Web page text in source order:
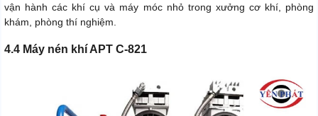
vận hành các khí cụ và máy móc nhỏ trong xưởng cơ khí, phòng
khám, phòng thí nghiệm.
4.4 Máy nén khí APT C-821